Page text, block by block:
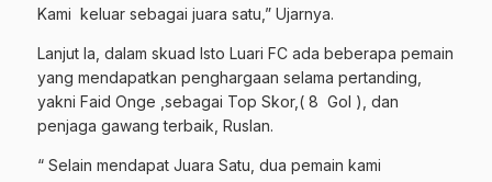
Kami keluar sebagai juara satu,” Ujarnya.
Lanjut Ia, dalam skuad Isto Luari FC ada beberapa pemain
yang mendapatkan penghargaan selama pertanding,
yakni Faid Onge ,sebagai Top Skor,( 8 Gol ), dan
penjaga gawang terbaik, Ruslan.
“ Selain mendapat Juara Satu, dua pemain kami